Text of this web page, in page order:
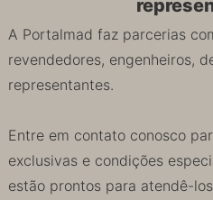
A Portalmad faz parcerias
revendedores, engenheiros,
representantes.
Entre em contato conosco
exclusivas e condições
estão prontos para atendê-